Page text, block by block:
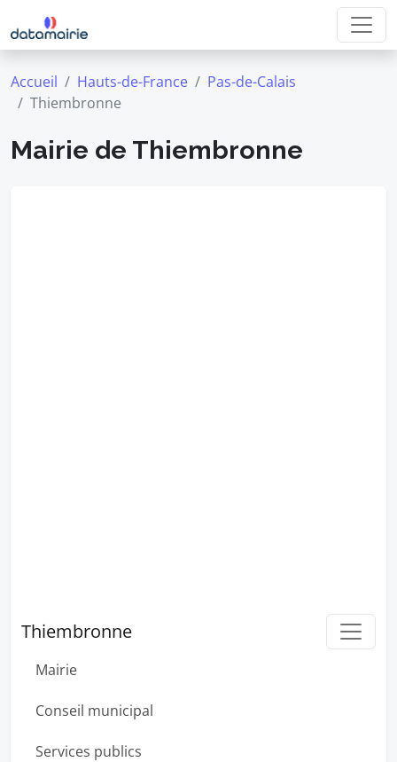
Accueil Hauts-de-France
Pas-de-Calais
Thiembronne
Mairie de Thiembronne
Thiembronne
Mairie
Conseil municipal
Services publics